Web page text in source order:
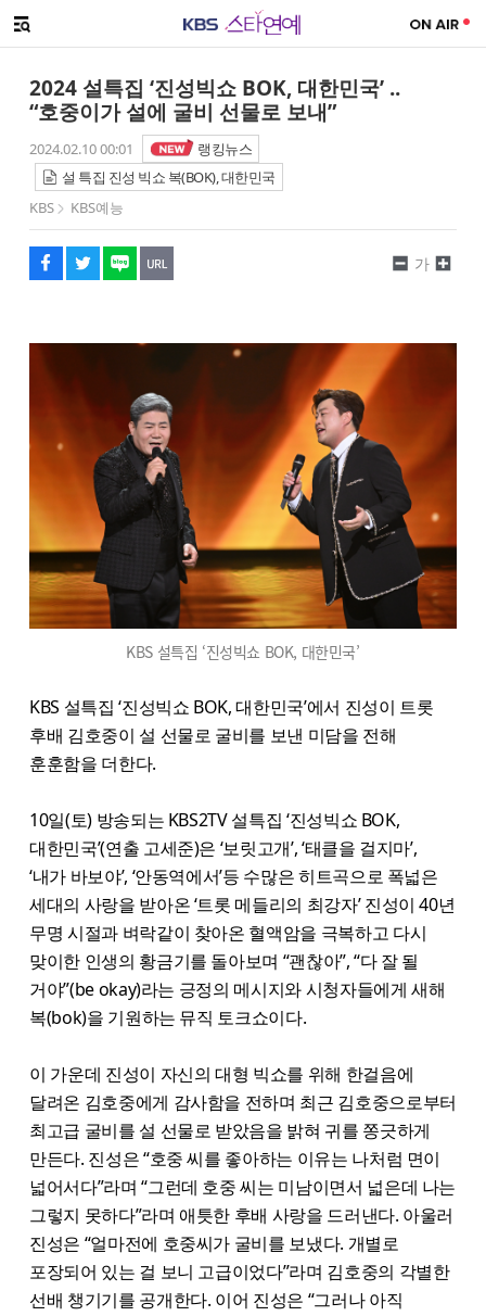
메뉴 열기
2024 설특집 ‘진성빅쇼 BOK, 대한민국’ ..
“호중이가 설에 굴비 선물로 보내”
2024.02.10 00:01
랭킹뉴스
설 특집 진성 빅쇼 복(BOK), 대한민국
KBS
KBS예능
페이스북
트위터
네이버
URL복사
글씨 작게보기
가
글씨 크게보기
KBS 설특집 ‘진성빅쇼 BOK, 대한민국’
KBS 설특집 ‘진성빅쇼 BOK, 대한민국’에서 진성이 트롯
후배 김호중이 설 선물로 굴비를 보낸 미담을 전해
훈훈함을 더한다.
10일(토) 방송되는 KBS2TV 설특집 ‘진성빅쇼 BOK,
대한민국’(연출 고세준)은 ‘보릿고개’, ‘태클을 걸지마’,
‘내가 바보야’, ‘안동역에서’등 수많은 히트곡으로 폭넓은
세대의 사랑을 받아온 ‘트롯 메들리의 최강자’ 진성이 40년
무명 시절과 벼락같이 찾아온 혈액암을 극복하고 다시
맞이한 인생의 황금기를 돌아보며 “괜찮아”, “다 잘 될
거야”(be okay)라는 긍정의 메시지와 시청자들에게 새해
복(bok)을 기원하는 뮤직 토크쇼이다.
이 가운데 진성이 자신의 대형 빅쇼를 위해 한걸음에
달려온 김호중에게 감사함을 전하며 최근 김호중으로부터
최고급 굴비를 설 선물로 받았음을 밝혀 귀를 쫑긋하게
만든다. 진성은 “호중 씨를 좋아하는 이유는 나처럼 면이
넓어서다”라며 “그런데 호중 씨는 미남이면서 넓은데 나는
그렇지 못하다”라며 애틋한 후배 사랑을 드러낸다. 아울러
진성은 “얼마전에 호중씨가 굴비를 보냈다. 개별로
포장되어 있는 걸 보니 고급이었다”라며 김호중의 각별한
선배 챙기기를 공개한다. 이어 진성은 “그러나 아직